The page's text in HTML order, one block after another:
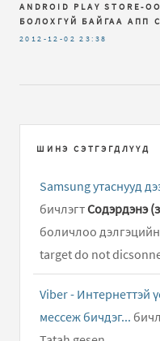
ANDROID PLAY
БОЛОХГҮЙ БАЙГАА АПП
2012-12-02 23:38
ШИНЭ СЭТГЭГДЛҮҮД
Samsung утаснууд
бичлэгт
боличлоо
target do not
Viber - Интернеттэй
мессеж бичдэг...